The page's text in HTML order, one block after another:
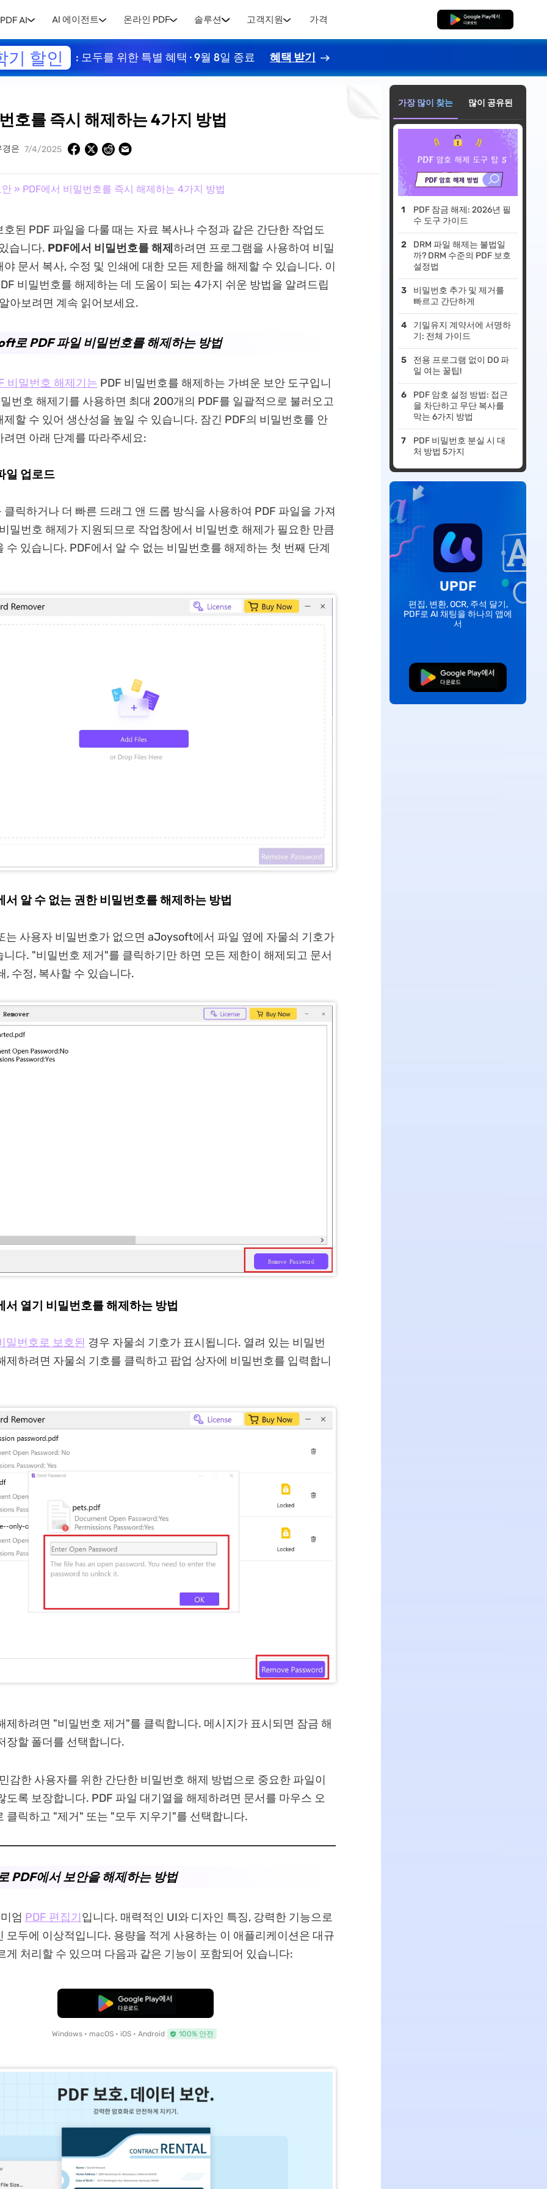
AI AI 에이전트 온라인 PDF 솔루션 고객지원 가격 무료로 다운로드
기 할인 : 모두를 위한 특별 혜택 · 9월 8일 종료 혜택 받기
호를 즉시 해제하는 4가지 방법
경은 7/4/2025
» PDF에서 비밀번호를 즉시 해제하는 4가지 방법
된 PDF 파일을 다룰 때는 자료 복사나 수정과 같은 간단한 작업도
습니다. PDF에서 비밀번호를 해제 하려면 프로그램을 사용하여 비밀
문서 복사, 수정 및 인쇄에 대한 모든 제한을 해제할 수 있습니다. 이
비밀번호를 해제하는 데 도움이 되는 4가지 쉬운 방법을 알려드립
아보려면 계속 읽어보세요.
로 PDF 파일 비밀번호를 해제하는 방법
비밀번호 해제기는 PDF 비밀번호를 해제하는 가벼운 보안 도구입니
번호 해제기를 사용하면 최대 200개의 PDF를 일괄적으로 불러오고
할 수 있어 생산성을 높일 수 있습니다. 잠긴 PDF의 비밀번호를 안
면 아래 단계를 따라주세요:
일 업로드
릭하거나 더 빠른 드래그 앤 드롭 방식을 사용하여 PDF 파일을 가져
밀번호 해제가 지원되므로 작업창에서 비밀번호 해제가 필요한 만큼
수 있습니다. PDF에서 알 수 없는 비밀번호를 해제하는 첫 번째 단계
서 알 수 없는 권한 비밀번호를 해제하는 방법
는 사용자 비밀번호가 없으면 aJoysoft에서 파일 옆에 자물쇠 기호가
다. "비밀번호 제거"를 클릭하기만 하면 모든 제한이 해제되고 문서
, 수정, 복사할 수 있습니다.
서 열기 비밀번호를 해제하는 방법
밀번호로 보호된 경우 자물쇠 기호가 표시됩니다. 열려 있는 비밀번
제하려면 자물쇠 기호를 클릭하고 팝업 상자에 비밀번호를 입력합니
제하려면 "비밀번호 제거"를 클릭합니다. 메시지가 표시되면 잠금 해
장할 폴더를 선택합니다.
감한 사용자를 위한 간단한 비밀번호 해제 방법으로 중요한 파일이
도록 보장합니다. PDF 파일 대기열을 해제하려면 문서를 마우스 오
클릭하고 "제거" 또는 "모두 지우기"를 선택합니다.
PDF에서 보안을 해제하는 방법
엄 PDF 편집기입니다. 매력적인 UI와 디자인 특징, 강력한 기능으로
모두에 이상적입니다. 용량을 적게 사용하는 이 애플리케이션은 대규
게 처리할 수 있으며 다음과 같은 기능이 포함되어 있습니다:
무료로 다운로드
Windows • macOS • iOS • Android 100% 안전
가장 많이 찾는 많이 공유된
PDF 잠금 해제: 2026년 필
수 도구 가이드
DRM 파일 해제는 불법일
까? DRM 수준의 PDF 보호
설정법
비밀번호 추가 및 제거를
빠르고 간단하게
기밀유지 계약서에 서명하
기: 전체 가이드
전용 프로그램 없이 DO 파
일 여는 꿀팁!
PDF 암호 설정 방법: 접근
을 차단하고 무단 복사를
막는 6가지 방법
PDF 비밀번호 분실 시 대
처 방법 5가지
UPDF
편집, 변환, OCR, 주석 달기,
PDF로 AI 채팅을 하나의 앱에
서
무료로 다운로드